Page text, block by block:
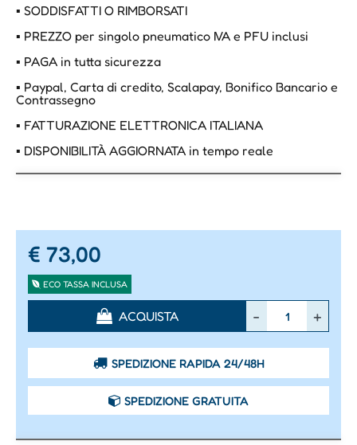
▪ SODDISFATTI O RIMBORSATI
▪ PREZZO per singolo pneumatico IVA e PFU inclusi
▪ PAGA in tutta sicurezza
▪ Paypal, Carta di credito, Scalapay, Bonifico Bancario e
Contrassegno
▪ FATTURAZIONE ELETTRONICA ITALIANA
▪ DISPONIBILITÀ AGGIORNATA in tempo reale
€ 73,00
ECO TASSA INCLUSA
ACQUISTA
SPEDIZIONE RAPIDA 24/48H
SPEDIZIONE GRATUITA